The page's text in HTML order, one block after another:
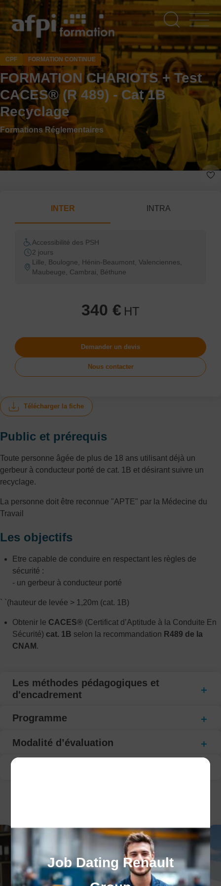
Aller
au
contenu
principal
Job Dating Renault
CPF FORMATION CONTINUE
FORMATION CHARIOTS + Test
CACES® (R 489) - Cat 1B
Recyclage
Formations Réglementaires
Télécharger la fiche
Public et prérequis
Toute personne âgée de plus de 18 ans utilisant déjà un
gerbeur à conducteur porté de cat. 1B et désirant suivre un
recyclage.
La personne doit être reconnue "APTE" par la Médecine du
Travail
Les objectifs
Etre capable de conduire en respectant les règles de
sécurité :
- un gerbeur à conducteur porté
` `(hauteur de levée > 1,20m (cat. 1B)
Obtenir le CACES® (Certificat d’Aptitude à la Conduite En
Sécurité) cat. 1B selon la recommandation R489 de la
CNAM .
Les méthodes pédagogiques et
d'encadrement
Programme
Modalité d’évaluation
INTER INTRA
Accessibilité des PSH
2 jours
Lille, Boulogne, Hénin-Beaumont, Valenciennes,
Maubeuge, Cambrai, Béthune
340 € HT
Demander un devis
Nous contacter